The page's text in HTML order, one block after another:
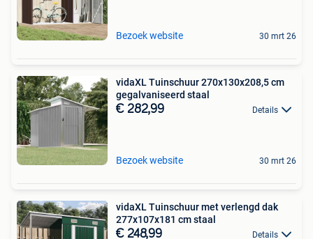
Bezoek website 30 mrt 26
vidaXL Tuinschuur 270x130x208,5 cm
gegalvaniseerd staal
€ 282,99 Details
Bezoek website 30 mrt 26
vidaXL Tuinschuur met verlengd dak
277x107x181 cm staal
€ 248,99 Details